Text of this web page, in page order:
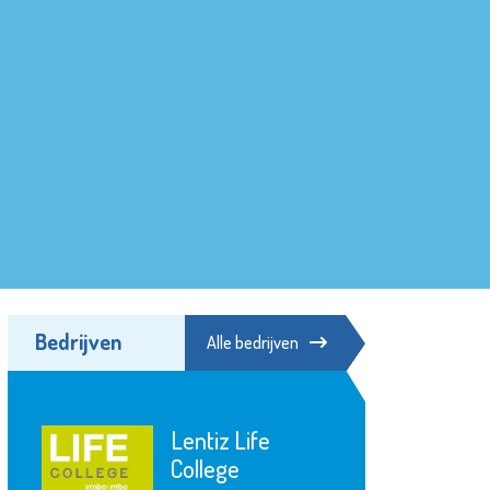
Bedrijven Alle bedrijven
Lentiz Life
College